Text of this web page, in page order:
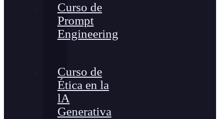
Curso de
Prompt
Engineering
Curso de
Ética en la
lA
Generativa